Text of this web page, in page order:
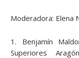
Moderadora: Elena
1. Benjamín
Superiores